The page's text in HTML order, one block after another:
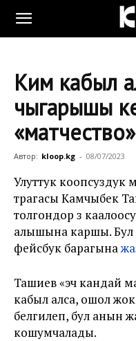
Ким кабыл
чыгарышы
Автор: kloop.kg - 08/07/2023
Улуттук коопсуздук
төрагасы Камчыбек
толгондор өз
алышына каршы. Бул
фейсбук барагына
Ташиев «эч кандай
кабыл алса, ошол
белгилеп, бул анын
кошумчалады.